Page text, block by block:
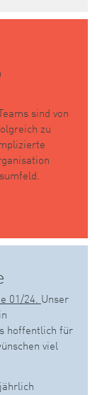
sind von
zu
01/24. Unser
hoffentlich für
viel